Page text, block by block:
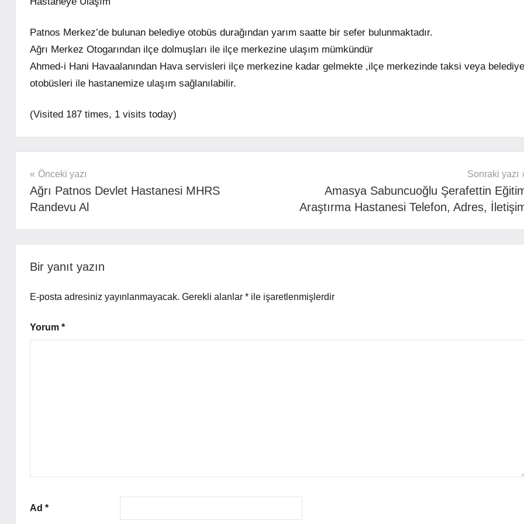
Patnos Merkez’de bulunan belediye otobüs durağından yarım saatte bir sefer bulunmaktadır.
Ağrı Merkez Otogarından ilçe dolmuşları ile ilçe merkezine ulaşım mümkündür
Ahmed-i Hani Havaalanından Hava servisleri ilçe merkezine kadar gelmekte ,ilçe merkezinde taksi veya belediye
otobüsleri ile hastanemize ulaşım sağlanılabilir.
(Visited 187 times, 1 visits today)
Yazı
gezinmesi
Önceki yazı
Ağrı Patnos Devlet Hastanesi MHRS
Randevu Al
Sonraki yazı
Amasya Sabuncuoğlu Şerafettin
Araştırma Hastanesi Telefon, Adres,
Bir yanıt yazın
E-posta adresiniz yayınlanmayacak. Gerekli alanlar * ile işaretlenmişlerdir
Yorum *
Ad *